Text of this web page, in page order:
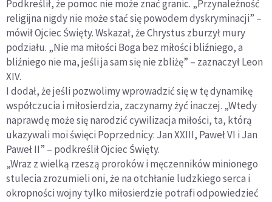
Podkreślił, że pomoc nie może znać granic. „Przynależność
religijna nigdy nie może stać się powodem dyskryminacji” –
mówił Ojciec Święty. Wskazał, że Chrystus zburzył mury
podziału. „Nie ma miłości Boga bez miłości bliźniego, a
bliźniego nie ma, jeśli ja sam się nie zbliżę” – zaznaczył Leon
XIV.
I dodał, że jeśli pozwolimy wprowadzić się w tę dynamikę
współczucia i miłosierdzia, zaczynamy żyć inaczej. „Wtedy
naprawdę może się narodzić cywilizacja miłości, ta, którą
ukazywali moi święci Poprzednicy: Jan XXIII, Paweł VI i Jan
Paweł II” – podkreślił Ojciec Święty.
„Wraz z wielką rzeszą proroków i męczenników minionego
stulecia zrozumieli oni, że na otchłanie ludzkiego serca i
okropności wojny tylko miłosierdzie potrafi odpowiedzieć